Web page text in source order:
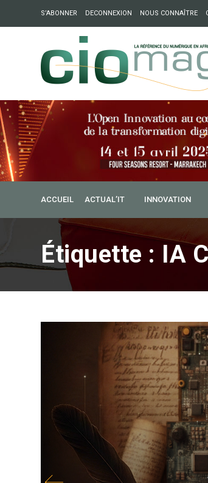
S’ABONNER DECONNEXION NOUS CONNAÎTRE
: Partech Shaker lance Chapter54 pour
ACCUEIL ACTUAL’IT INNOVATION
Étiquette : IA